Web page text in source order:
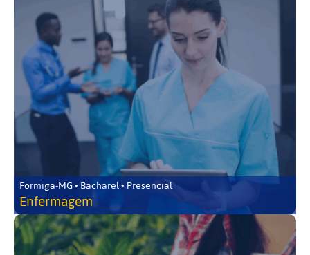
Formiga-MG • Bacharel • Presencial
Enfermagem